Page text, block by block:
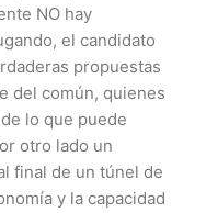
NO hay
el candidato
propuestas
del común, quienes
lo que puede
otro lado un
final de un túnel de
y la capacidad